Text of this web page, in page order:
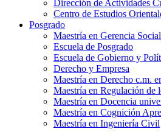
Dirección de Actividades
Centro de Estudios
Posgrado
Maestría en Gerencia Social
Escuela de Posgrado
Escuela de Gobierno y
Derecho y Empresa
Maestría en Derecho c.m.
Maestría en Regulación de
Maestría en Docencia
Maestría en Cognición
Maestría en Ingeniería Civil